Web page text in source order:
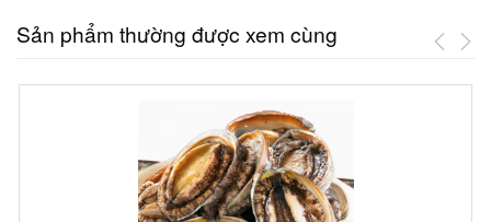
Sản phẩm thường được xem cùng